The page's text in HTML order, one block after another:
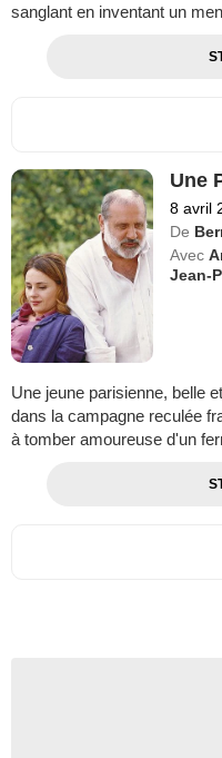
sanglant en inventant un
Une
8 avril
De
Avec
Jean-
Une jeune parisienne, belle
dans la campagne reculée
à tomber amoureuse d'un